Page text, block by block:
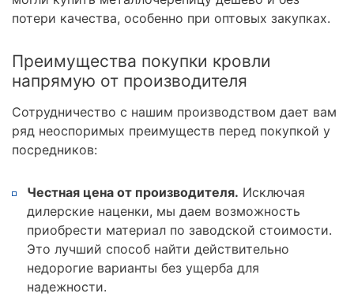
потери качества, особенно при оптовых закупках.
Преимущества покупки кровли
напрямую от производителя
Сотрудничество с нашим производством дает вам
ряд неоспоримых преимуществ перед покупкой у
посредников:
Честная цена от производителя. Исключая
дилерские наценки, мы даем возможность
приобрести материал по заводской стоимости.
Это лучший способ найти действительно
недорогие варианты без ущерба для
надежности.